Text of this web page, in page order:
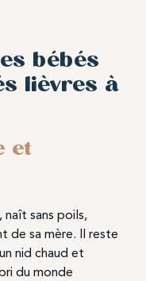
bébés
lièvres à
et
sans poils,
de sa mère. Il reste
nid chaud et
du monde